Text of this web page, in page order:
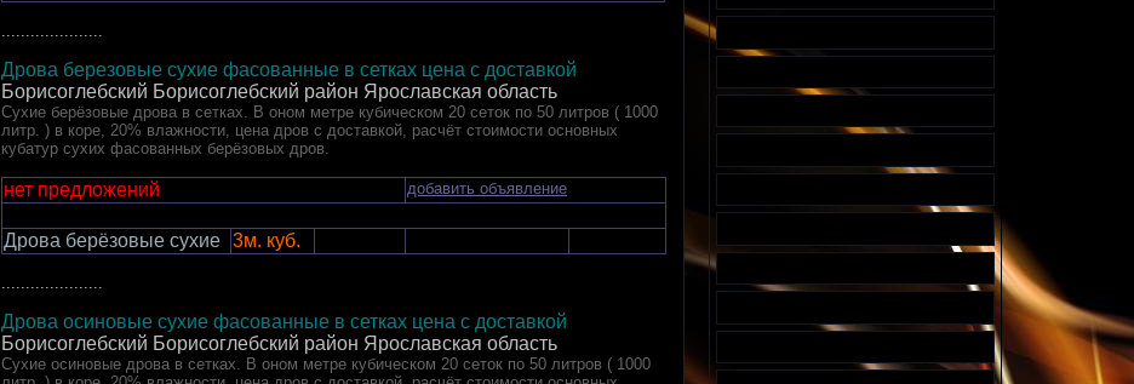
Дрова березовые сухие фасованные в сетках цена с доставкой
Борисоглебский Борисоглебский район Ярославская область
Сухие берёзовые дрова в сетках. В оном метре кубическом 20 сеток по 50 литров ( 1000
литр. ) в коре, 20% влажности, цена дров с доставкой, расчёт стоимости основных
кубатур сухих фасованных берёзовых дров.
нет предложений добавить объявление
Дрова берёзовые сухие 3м. куб.
Дрова осиновые сухие фасованные в сетках цена с доставкой
Борисоглебский Борисоглебский район Ярославская область
Сухие осиновые дрова в сетках. В оном метре кубическом 20 сеток по 50 литров ( 1000